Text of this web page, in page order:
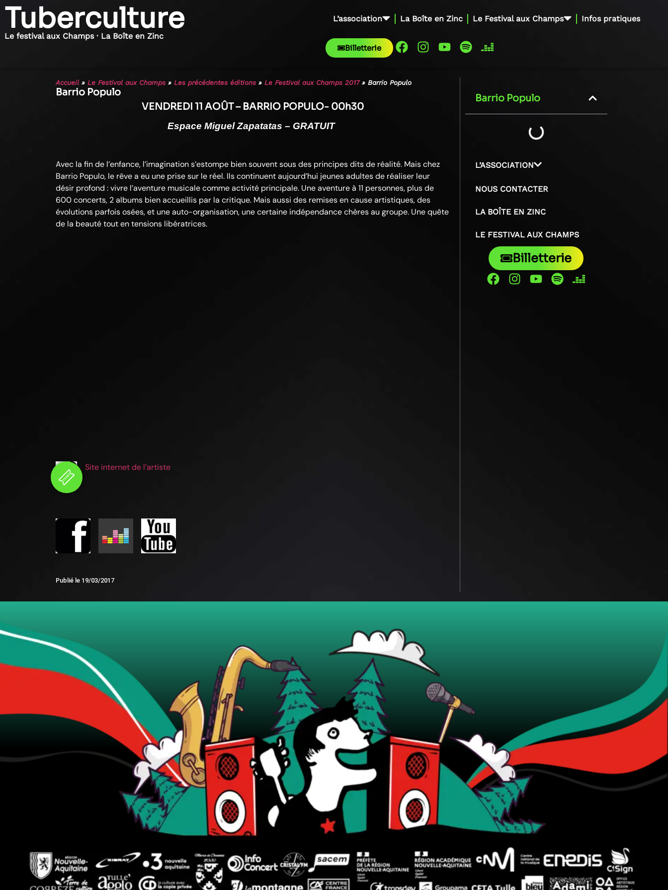
Tuberculture
Le festival aux Champs · La Boîte en Zinc
L’association La Boîte en Zinc Le Festival aux Champs Infos pratiques
Billetterie
Accueil» Le Festival aux Champs » Les précédentes éditions » Le Festival aux Champs 2017» Barrio Populo
Barrio Populo
VENDREDI 11 AOÛT – BARRIO POPULO- 00h30
Espace Miguel Zapatatas – GRATUIT
Avec la fin de l’enfance, l’imagination s’estompe bien souvent sous des principes dits de réalité. Mais chez
Barrio Populo, le rêve a eu une prise sur le réel. Ils continuent aujourd’hui jeunes adultes de réaliser leur
désir profond : vivre l’aventure musicale comme activité principale. Une aventure à 11 personnes, plus de
600 concerts, 2 albums bien accueillis par la critique. Mais aussi des remises en cause artistiques, des
évolutions parfois osées, et une auto-organisation, une certaine indépendance chères au groupe. Une quête
de la beauté tout en tensions libératrices.
Site internet de l’artiste
Publié le 19/03/2017
Barrio Populo
L’ASSOCIATION
NOUS CONTACTER
LA BOÎTE EN ZINC
LE FESTIVAL AUX CHAMPS
Billetterie